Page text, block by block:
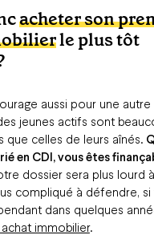
acheter son
le plus tôt
aussi pour une autre
jeunes actifs sont
que celles de leurs aînés.
en CDI, vous êtes
dossier sera plus lourd
compliqué à défendre, si
dans quelques
immobilier.